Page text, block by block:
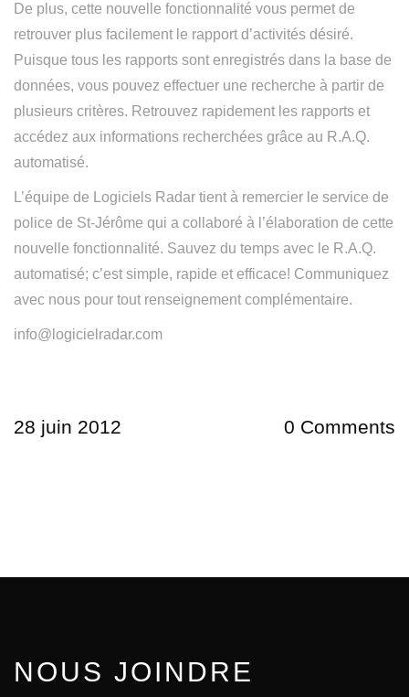
De plus, cette nouvelle fonctionnalité vous permet de
retrouver plus facilement le rapport d’activités désiré.
Puisque tous les rapports sont enregistrés dans la base de
données, vous pouvez effectuer une recherche à partir de
plusieurs critères. Retrouvez rapidement les rapports et
accédez aux informations recherchées grâce au R.A.Q.
automatisé.
L’équipe de Logiciels Radar tient à remercier le service de
police de St-Jérôme qui a collaboré à l’élaboration de cette
nouvelle fonctionnalité. Sauvez du temps avec le R.A.Q.
automatisé; c’est simple, rapide et efficace! Communiquez
avec nous pour tout renseignement complémentaire.
info@logicielradar.com
28 juin 2012 0 Comments
NOUS JOINDRE